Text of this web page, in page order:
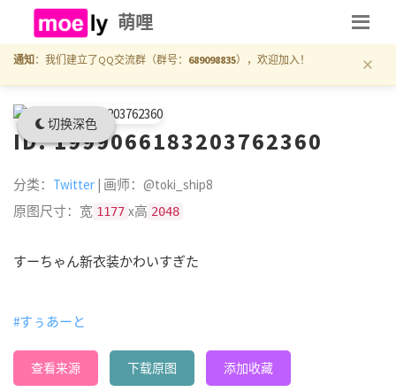
切换深色
萌哩
通知 ：我们建立了QQ交流群（群号： 689098835），欢迎加入！ ×
ID: 1999066183203762360
分类： Twitter | 画师：@toki_ship8
原图尺寸：宽 1177 x高 2048
すーちゃん新衣装かわいすぎた
#すぅあーと
查看来源 下载原图 添加收藏